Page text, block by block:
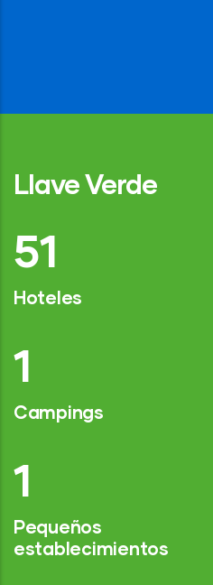
Llave Verde
75
Hoteles
2
Campings
1
Pequeños
establecimientos